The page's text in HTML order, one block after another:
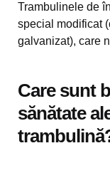
Trambulinele de
special modificat
galvanizat), care
Care sunt
sănătate